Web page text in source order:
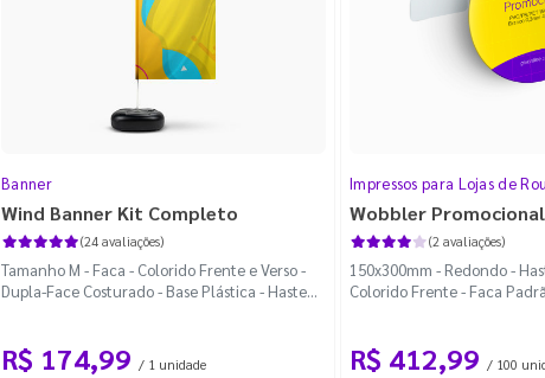
Banner
Wind Banner Kit Completo
(24 avaliações)
Tamanho M - Faca - Colorido Frente e Verso -
Dupla-Face Costurado - Base Plástica - Haste
R$ 174,99 / 1 unidade
Impressos para Lojas de
Wobbler Promocional
(2 avaliações)
150x300mm - Redondo -
Colorido Frente - Faca
R$ 412,99 / 100